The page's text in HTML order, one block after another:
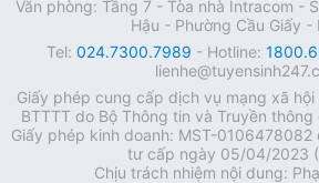
Văn phòng: Tầng 7 - Tòa nhà Intracom -
Hậu - Phường Cầu Giấy -
Tel: 024.7300.7989 - Hotline:
Giấy phép cung cấp dịch vụ mạng xã
BTTTT do Bộ Thông tin và Truyền
Giấy phép kinh doanh: MST-0106478082
tư cấp ngày 05/04/2023
Chịu trách nhiệm nội dung: